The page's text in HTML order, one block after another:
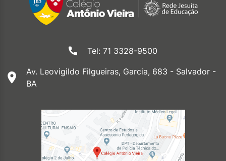
Tel: 71 3328-9500
Av. Leovigildo Filgueiras, Garcia, 683 - Salvador -
BA